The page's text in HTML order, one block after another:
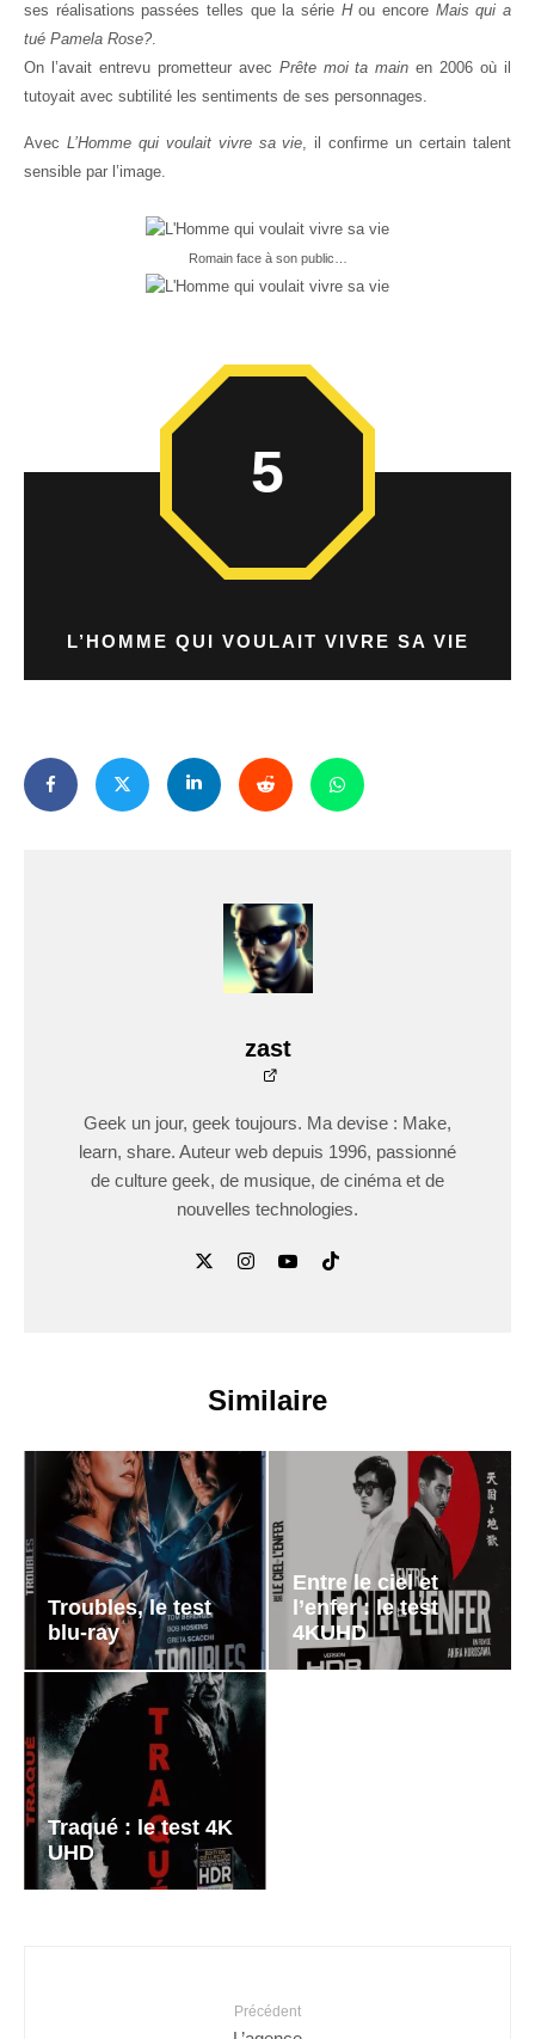
ses réalisations passées telles que la série Hou encore Mais qui a
tué Pamela Rose?.
On l’avait entrevu prometteur avec Prête moi ta mainen 2006 où il
tutoyait avec subtilité les sentiments de ses personnages.
Avec L’Homme qui voulait vivre sa vie, il confirme un certain talent
sensible par l’image.
Romain face à son public…
L’HOMME QUI VOULAIT VIVRE SA VIE
5
zast
Geek un jour, geek toujours. Ma devise : Make,
learn, share. Auteur web depuis 1996, passionné
de culture geek, de musique, de cinéma et de
nouvelles technologies.
Similaire
Troubles, le test
blu-ray
Entre le ciel et
l’enfer : le test
4KUHD
Traqué : le test 4K
UHD
Précédent